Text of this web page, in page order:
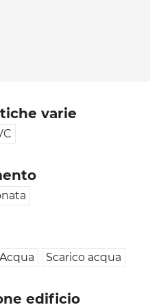
varie
Acqua Scarico acqua
edificio